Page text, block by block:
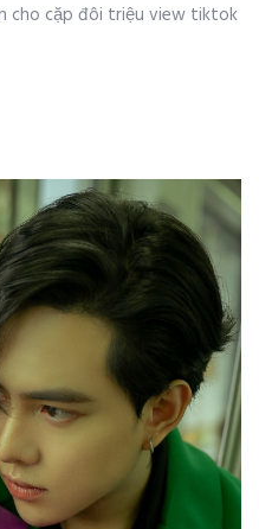
cho cặp đôi triệu view tiktok